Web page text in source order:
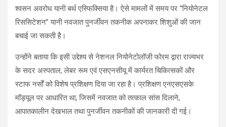
श्वसन अवरोध यानी बर्थ एस्फिक्सिया है। ऐसे मामलों में समय पर “नियोनेटल
रिससिटेशन” यानी नवजात पुनर्जीवन तकनीक अपनाकर शिशुओं की जान
बचाई जा सकती है।
उन्होंने बताया कि इसी उद्देश्य से नेशनल नियोनेटोलॉजी फोरम द्वारा राज्यभर
के सदर अस्पताल, लेबर रूम एवं एसएनसीयू में कार्यरत चिकित्सकों और
स्टाफ नर्सों को विशेष प्रशिक्षण दिया जा रहा है। प्रशिक्षण एनएसएसके
मॉड्यूल पर आधारित था, जिसमें नवजात को तत्काल सांस दिलाने,
आपातकालीन देखभाल तथा पुनर्जीवन तकनीकों की जानकारी दी गई।